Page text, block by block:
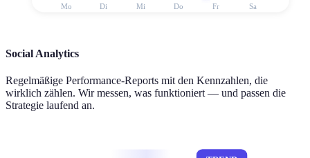
Mo Di Mi Do Fr Sa
Social Analytics
Regelmäßige Performance-Reports mit den Kennzahlen, die
wirklich zählen. Wir messen, was funktioniert — und passen die
Strategie laufend an.